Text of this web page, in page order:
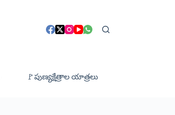
🚩పుణ్యక్షేత్రాల యాత్రలు